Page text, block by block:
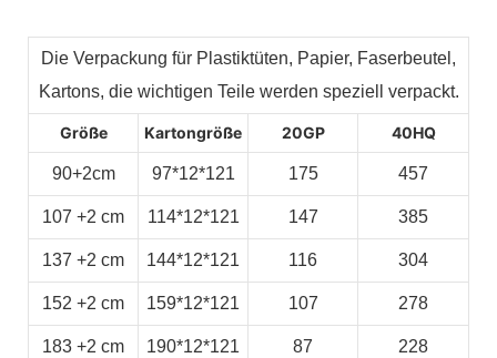
Die Verpackung für Plastiktüten, Papier, Faserbeutel,
Kartons, die wichtigen Teile werden speziell verpackt.
Größe Kartongröße 20GP 40HQ
90+2cm 97*12*121 175 457
107 +2 cm 114*12*121 147 385
137 +2 cm 144*12*121 116 304
152 +2 cm 159*12*121 107 278
183 +2 cm 190*12*121 87 228